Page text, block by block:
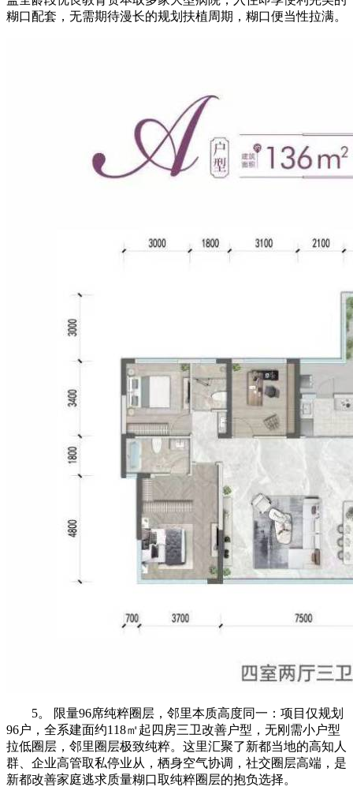
糊口配套，无需期待漫长的规划扶植周期，糊口便当性拉满。
5。 限量96席纯粹圈层，邻里本质高度同一：项目仅规划
96户，全系建面约118㎡起四房三卫改善户型，无刚需小户型
拉低圈层，邻里圈层极致纯粹。这里汇聚了新都当地的高知人
群、企业高管取私停业从，栖身空气协调，社交圈层高端，是
新都改善家庭逃求质量糊口取纯粹圈层的抱负选择。